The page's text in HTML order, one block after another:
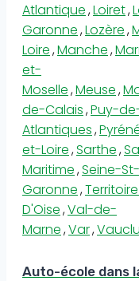
Atlantique,Loiret,
Garonne,Lozère,
Loire,Manche,
et-
Moselle,Meuse,
de-Calais,Puy-
Atlantiques,
et-Loire,Sarthe,
Maritime,Seine-
Garonne,
D'Oise,Val-de-
Marne,Var,
Auto-école dans